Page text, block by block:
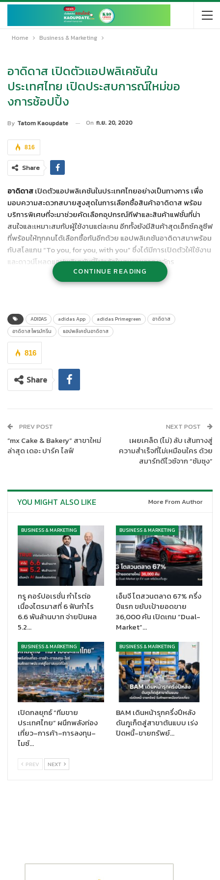
Home Business & Marketing
อาดิดาส เปิดตัวแอปพลิเคชันใน
ประเทศไทย เปิดประสบการณ์ใหม่ขอ
งการช้อปปิ้ง
By Tatom Kaoupdate On ก.ย. 20, 2020
816
Share
อาดิดาสเปิดตัวแอปพลิเคชันในประเทศไทยอย่างเป็นทางการ เพื่อ
มอบความสะดวกสบายสูงสุดในการเลือกซื้อสินค้าอาดิดาส พร้อม
บริการพิเศษที่จะมาช่วยคัดเลือกอุปกรณ์กีฬาและสินค้าแฟชั่นที่น่า
สนใจและเหมาะสมกับผู้ใช้งานแต่ละคน อีกทั้งยังมีสินค้าสุดเอ็กซ์คลูซีฟ
ที่พร้อมให้ทุกคนได้เลือกซื้อกันอีกด้วย แอปพลิเคชันอาดิดาสมาพร้อม
กับสโลแกน “To you, for you, with you” ซึ่งได้มีการเปิดตัวให้ใช้งาน
และดาวน์โหลดแอปพลิเคชันนี้ไปแล้วในสหราชอาณาจักร
สหรัฐอเมริกา และประเทศอื่นๆ กว่า 30 ประเทศ โดยมียอดดาวน์โหลด
ทั่วโลกรวมกว่า 4 ล้านครั้งนับตั้งแต่มีการเปิดตัวครั้งแรก
ความพิเศษของแอปพลิเคชันนี้คือ ประสบการณ์ในการใช้งานที่ถูก
ปรับให้มีความน่าสนใจและสอดคล้องกับพฤติกรรมของผู้ใช้งานแต่ละ
คน ซึ่งจะทำให้เกิดความสะดวกสบายในการเลือกซื้อสินค้าผ่านทา
งอาดิดาส ออนไลน์ สโตร์ ได้อย่างง่ายดาย ส่วนในหน้า Newsfeed นั้น
มีการปรับให้เหมาะกับผู้ใช้งานเพื่อแนะนำสินค้าต่างๆ รวมถึงบทความ
ทาง Pay Pal ตรวจสอบสถานะคำสั่งซื้อ หรือติดต่อขอความช่วยเหลือ
จากฝ่ายบริการลูกค้าได้อีกด้วย
กิจกรรมต่างๆ หรือใช้ชีวิตประจำวันได้อย่างสะดวกสบาย รวมทั้งช่วย
CONTINUE READING
ADIDAS adidas App adidas Primegreen
อาดิดาส
อาดิดาส ไพรม์กรีน
แอปพลิเคชันอาดิดาส
816
Share
PREV POST
”mx Cake & Bakery” สาขาใหม่
ล่าสุด เดอะ ปาร์ค ไลฟ์
NEXT POST
เผยเคล็ด (ไม่) ลับ เส้นทางสู่
ความสำเร็จที่ไม่เหมือนใคร ด้วย
สมาร์ทดีไวซ์จาก “ซัมซุง”
YOU MIGHT ALSO LIKE More From Author
BUSINESS & MARKETING
ทรู คอร์ปอเรชั่น กำไรต่อ
เนื่องไตรมาสที่ 6 ฟันกำไร
6.6 พันล้านบาท จ่ายปันผล
5.2…
BUSINESS & MARKETING
เอ็มจี โตสวนตลาด 67% ครึ่ง
ปีแรก ขยับเป้ายอดขาย
36,000 คัน เปิดเกม “Dual-
Market”…
BUSINESS & MARKETING
เปิดกลยุทธ์ “ทีมขาย
ประเทศไทย” ผนึกพลังท่อง
เที่ยว–การค้า–การลงทุน–
ไมซ์…
BUSINESS & MARKETING
BAM เดินหน้ารุกครึ่งปีหลัง
ดันภูเก็ตสู่สาขาต้นแบบ เร่ง
ปิดหนี้-ขายทรัพย์…
PREV NEXT